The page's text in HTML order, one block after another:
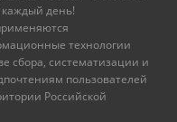
каждый день!
технологии
сбора, систематизации и
пользователей
Российской